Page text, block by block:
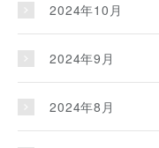
2024年10月
2024年9月
2024年8月